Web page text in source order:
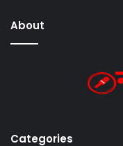
About
Categories